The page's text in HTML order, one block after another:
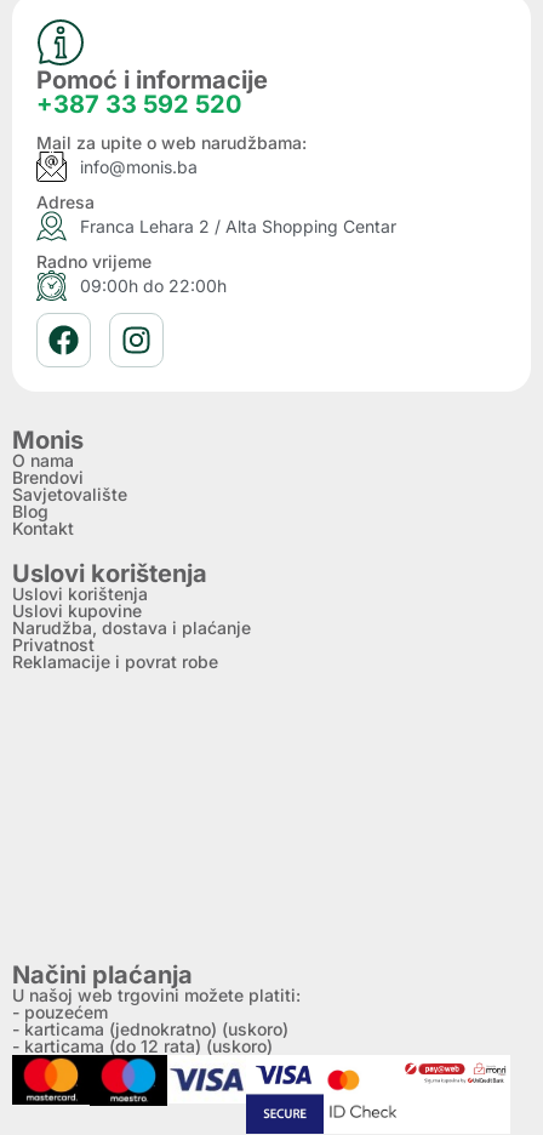
Pomoć i informacije
+387 33 592 520
Mail za upite o web narudžbama:
info@monis.ba
Adresa
Franca Lehara 2 / Alta Shopping Centar
Radno vrijeme
09:00h do 22:00h
Monis
O nama
Brendovi
Savjetovalište
Blog
Kontakt
Uslovi korištenja
Uslovi korištenja
Uslovi kupovine
Narudžba, dostava i plaćanje
Privatnost
Reklamacije i povrat robe
Načini plaćanja
U našoj web trgovini možete platiti:
- pouzećem
- karticama (jednokratno) (uskoro)
- karticama (do 12 rata) (uskoro)